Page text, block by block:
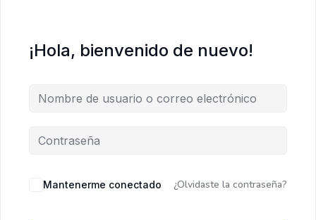
¡Hola, bienvenido de nuevo!
Mantenerme conectado ¿Olvidaste la contraseña?